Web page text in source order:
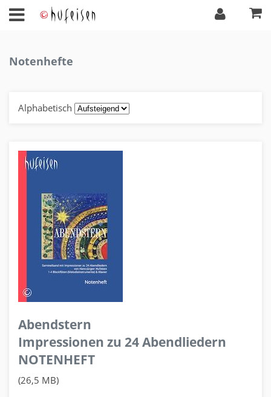
Notenhefte
Alphabetisch
Abendstern
Impressionen zu 24 Abendliedern
NOTENHEFT
(26,5 MB)